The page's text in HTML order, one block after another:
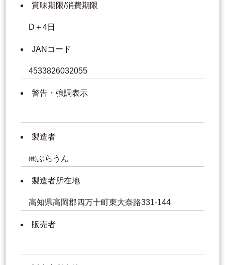
賞味期限/消費期限
D＋4日
JANコード
4533826032055
警告・強調表示
製造者
㈱ぶらうん
製造者所在地
高知県高岡郡四万十町東大奈路331-144
販売者